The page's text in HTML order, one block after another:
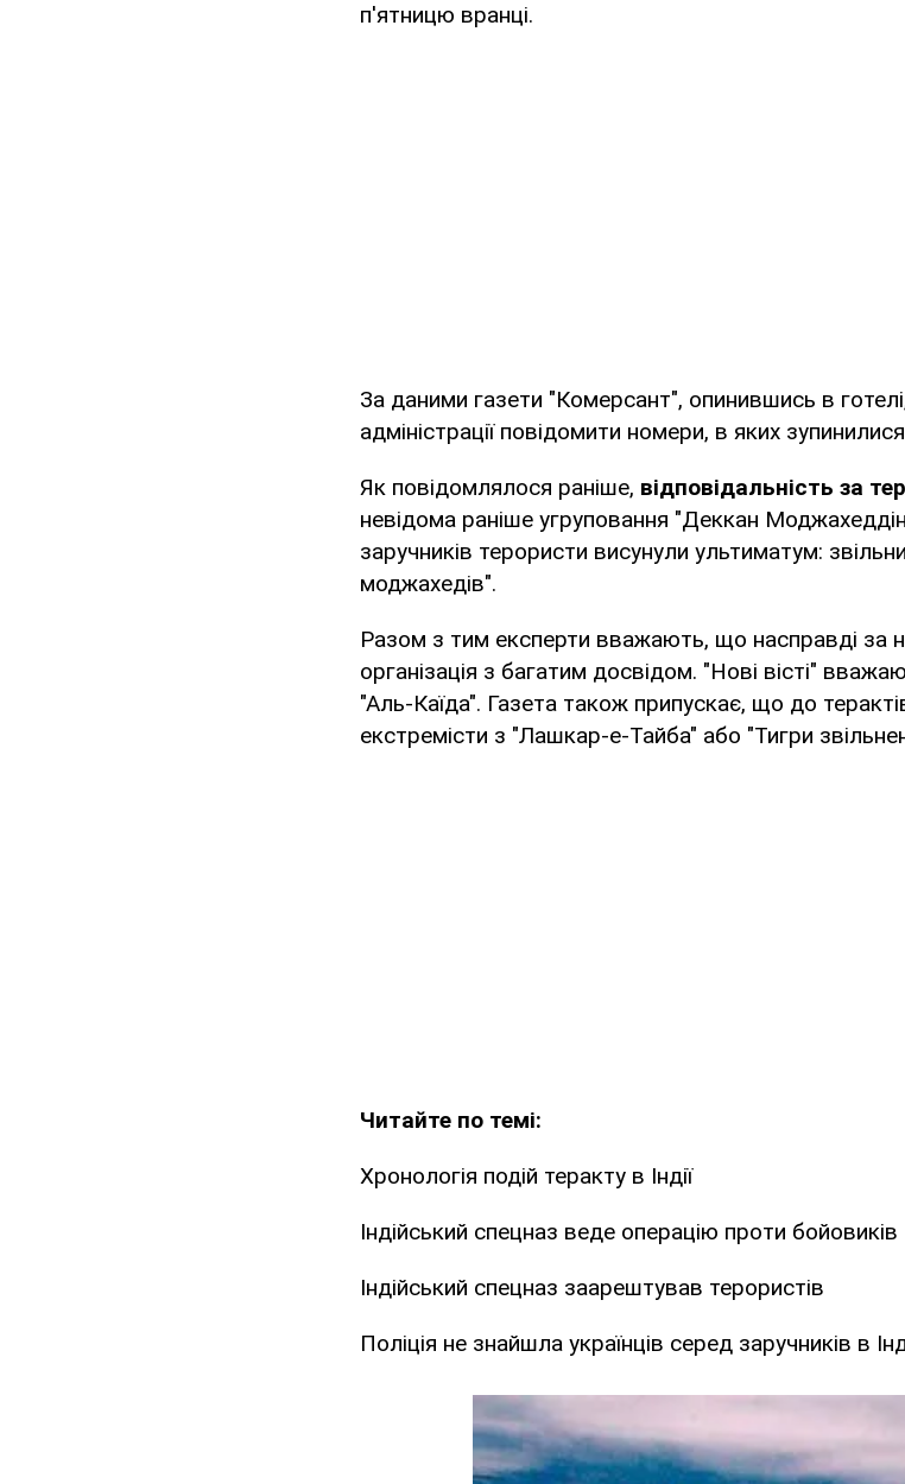
п'ятницю вранці.
За даними газети "Комерсант", опинившись в
адміністрації повідомити номери, в яких
Як повідомлялося раніше, відповідальність за
невідома раніше угруповання "Деккан
заручників терористи висунули ультиматум:
моджахедів".
Разом з тим експерти вважають, що насправді за
організація з багатим досвідом. "Нові вісті"
"Аль-Каїда". Газета також припускає, що до
екстремісти з "Лашкар-е-Тайба" або "Тигри
Читайте по темі:
Хронологія подій теракту в Індії
Індійський спецназ веде операцію проти бойовиків
Індійський спецназ заарештував терористів
Поліція не знайшла українців серед заручників в